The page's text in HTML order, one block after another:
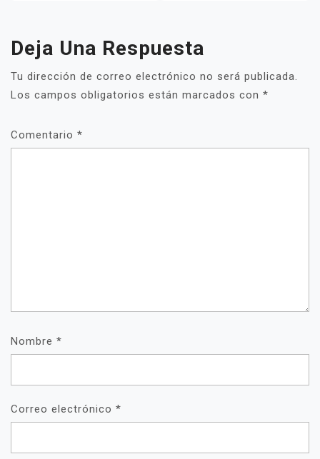
Deja Una Respuesta
Tu dirección de correo electrónico no será publicada.
Los campos obligatorios están marcados con *
Comentario *
Nombre *
Correo electrónico *